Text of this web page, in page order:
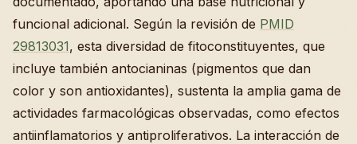
funcional adicional. Según la revisión de PMID
29813031, esta diversidad de fitoconstituyentes, que
incluye también antocianinas (pigmentos que dan
color y son antioxidantes), sustenta la amplia gama de
actividades farmacológicas observadas, como efectos
antiinflamatorios y antiproliferativos. La interacción de